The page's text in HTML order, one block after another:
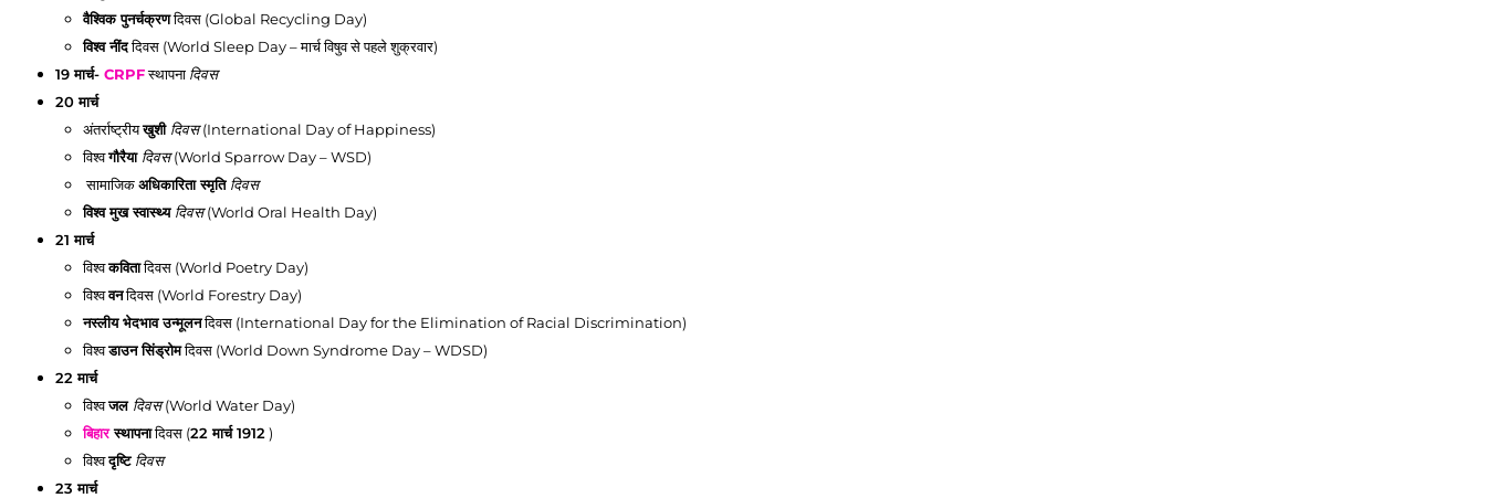
वैश्विक पुनर्चक्रणदिवस (Global Recycling Day)
विश्व नींददिवस (World Sleep Day – मार्च विषुव से पहले शुक्रवार)
19 मार्च- CRPFस्थापना दिवस
20 मार्च
अंतर्राष्ट्रीयखुशी दिवस(International Day of Happiness)
विश्वगौरैया दिवस(World Sparrow Day – WSD)
सामाजिकअधिकारिता स्मृति दिवस
विश्व मुख स्वास्थ्य दिवस(World Oral Health Day)
21 मार्च
विश्वकवितादिवस (World Poetry Day)
विश्ववनदिवस (World Forestry Day)
नस्लीय भेदभाव उन्मूलनदिवस (International Day for the Elimination of Racial Discrimination)
विश्वडाउन सिंड्रोमदिवस (World Down Syndrome Day – WDSD)
22 मार्च
विश्वजल दिवस(World Water Day)
बिहारस्थापनादिवस (22 मार्च1912 )
विश्वदृष्टि दिवस
23 मार्च